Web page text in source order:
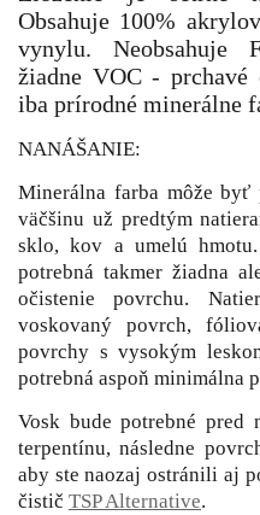
Obsahuje 100%
vynylu. Neobsahuje
žiadne VOC - prchavé
iba prírodné minerálne
NANÁŠANIE:
Minerálna farba môže byť
väčšinu už predtým
sklo, kov a umelú
potrebná takmer žiadna
očistenie povrchu.
voskovaný povrch,
povrchy s vysokým
potrebná aspoň minimálna
Vosk bude potrebné pred
terpentínu, následne
aby ste naozaj ostránili aj
čistič TSP Alternative.